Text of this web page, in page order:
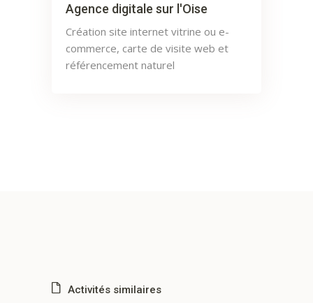
Agence digitale sur l'Oise
Création site internet vitrine ou e-
commerce, carte de visite web et
référencement naturel
Activités similaires